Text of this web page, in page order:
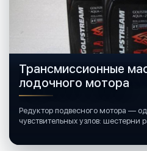
Трансмиссионные
лодочного мотора
Редуктор подвесного мотора —
чувствительных узлов: шестерни